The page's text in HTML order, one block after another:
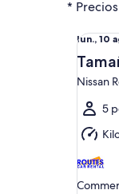
*
Del
lun.,
10
ago.
al
mar.,
11
ago.
lun., 10
Nissan
5